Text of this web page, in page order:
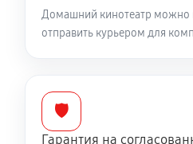
Домашний кинотеатр можно
отправить курьером для
🛡️
Гарантия на